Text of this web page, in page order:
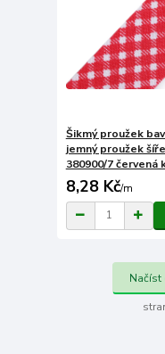
Šikmý proužek
jemný proužek
380900/7 červená
8,28 Kč/m
Načíst